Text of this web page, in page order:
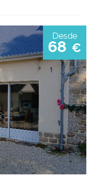
Desde
68 €